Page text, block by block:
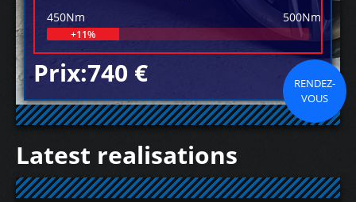
450Nm 500Nm
+11%
Prix:740 €
RENDEZ-
VOUS
Latest realisations